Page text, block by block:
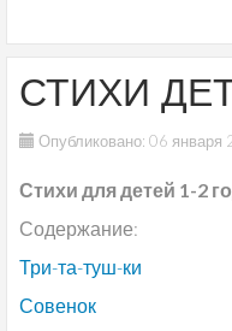
СТИХИ
Опубликовано: 06 января
Стихи для детей 1-2
Содержание:
Три-та-туш-ки
Совенок